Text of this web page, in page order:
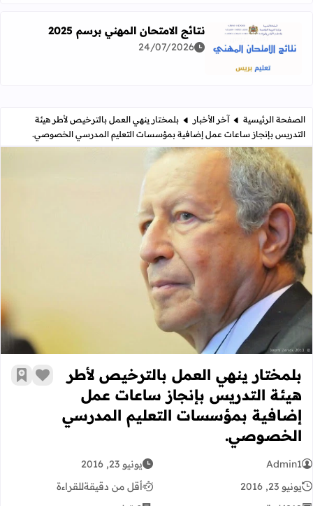
اقرأ المزيد عن نتائج الامتحان المهني برسم 2025
نتائج الامتحان المهني برسم 2025
24/07/2026
الصفحة الرئيسية آخر الأخبار
بلمختار ينهي العمل بالترخيص لأطر هيئة
التدريس بإنجاز ساعات عمل إضافية بمؤسسات التعليم المدرسي الخصوصي.
بلمختار ينهي العمل بالترخيص
بلمختار ينهي العمل بالترخيص لأطر
هيئة التدريس بإنجاز ساعات عمل
إضافية بمؤسسات التعليم المدرسي
الخصوصي.
زر أضف
Admin1
يونيو 23, 2016
يونيو 23, 2016
أقل من دقيقةللقراءة